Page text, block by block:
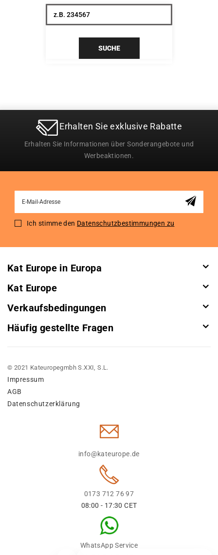
SUCHE
Erhalten Sie exklusive Rabatte
Erhalten Sie Informationen über Sonderangebote und
Werbeaktionen.
for
Ich stimme den Datenschutzbestimmungen zu
Kat Europe in Europa
Kat Europe
Verkaufsbedingungen
Häufig gestellte Fragen
© 2021 Kateuropegmbh S.XXI, S.L.
Impressum
AGB
Datenschutzerklärung
info@kateurope.de
0173 712 76 97
08:00 - 17:30 CET
WhatsApp Service